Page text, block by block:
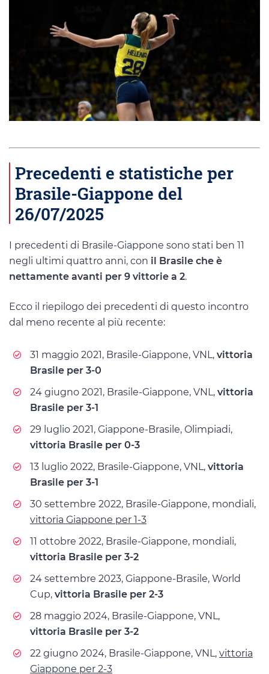
Precedenti e statistiche per
Brasile-Giappone del
26/07/2025
I precedenti di Brasile-Giappone sono stati ben 11
negli ultimi quattro anni, con il Brasile che è
nettamente avanti per 9 vittorie a 2.
Ecco il riepilogo dei precedenti di questo incontro
dal meno recente al più recente:
31 maggio 2021, Brasile-Giappone, VNL, vittoria
Brasile per 3-0
24 giugno 2021, Brasile-Giappone, VNL, vittoria
Brasile per 3-1
29 luglio 2021, Giappone-Brasile, Olimpiadi,
vittoria Brasile per 0-3
13 luglio 2022, Brasile-Giappone, VNL, vittoria
Brasile per 3-1
30 settembre 2022, Brasile-Giappone, mondiali,
vittoria Giappone per 1-3
11 ottobre 2022, Brasile-Giappone, mondiali,
vittoria Brasile per 3-2
24 settembre 2023, Giappone-Brasile, World
Cup, vittoria Brasile per 2-3
28 maggio 2024, Brasile-Giappone, VNL,
vittoria Brasile per 3-2
22 giugno 2024, Brasile-Giappone, VNL, vittoria
Giappone per 2-3